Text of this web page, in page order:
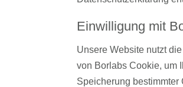
Einwilligung mit
Unsere Website nutzt
von Borlabs Cookie, um
Speicherung bestimmter